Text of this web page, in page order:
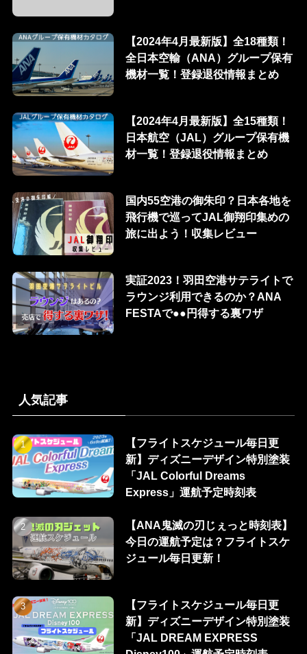
【2024年4月最新版】全18種類！
全日本空輸（ANA）グループ保有
機材一覧！登録退役情報まとめ
【2024年4月最新版】全15種類！
日本航空（JAL）グループ保有機
材一覧！登録退役情報まとめ
国内55空港の御朱印？日本各地を
飛行機で巡ってJAL御翔印集めの
旅に出よう！収集レビュー
実証2023！羽田空港サテライトで
ラウンジ利用できるのか？ANA
FESTAで●●円得する裏ワザ
人気記事
【フライトスケジュール毎日更
新】ディズニーデザイン特別塗装
「JAL Colorful Dreams
Express」運航予定時刻表
【ANA鬼滅の刃じぇっと時刻表】
今日の運航予定は？フライトスケ
ジュール毎日更新！
【フライトスケジュール毎日更
新】ディズニーデザイン特別塗装
「JAL DREAM EXPRESS